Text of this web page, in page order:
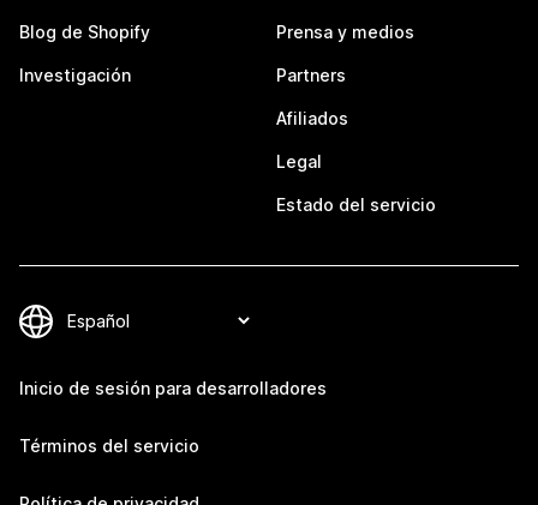
Blog de Shopify
Investigación
Prensa y medios
Partners
Afiliados
Legal
Estado del servicio
Inicio de sesión para desarrolladores
Términos del servicio